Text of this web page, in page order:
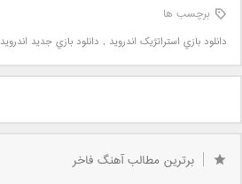
برچسب ها
دانلود بازي استراتژيک اندرويد , دانلود بازي جديد اندرويد
برترین مطالب آهنگ فاخر